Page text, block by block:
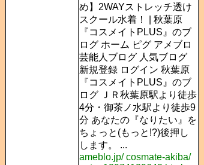
め】2WAYストレッチ透け
スクール水着！ | 秋葉原
『コスメイトPLUS』のブ
ログ ホーム ピグ アメブロ
芸能人ブログ 人気ブログ
新規登録 ログイン 秋葉原
『コスメイトPLUS』のブ
ログ ＪＲ秋葉原駅より徒歩
4分・御茶ノ水駅より徒歩9
分 あなたの『なりたい』を
ちょっと(もっと!?)後押し
します。 ...
ameblo.jp/ cosmate-akiba/